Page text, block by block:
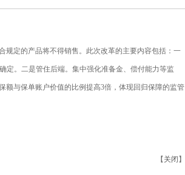
定的产品将不得销售。此次改革的主要内容包括：一
定。二是管住后端。集中强化准备金、偿付能力等监
额与保单账户价值的比例提高3倍，体现回归保障的监管
【 关闭 】